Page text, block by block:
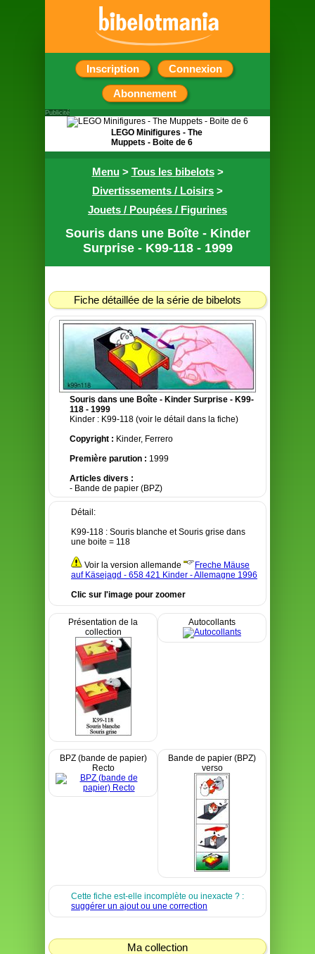
Inscription Connexion
Abonnement
Menu> Tous les bibelots>
Divertissements / Loisirs >
Jouets / Poupées / Figurines
Souris dans une Boîte - Kinder
Surprise - K99-118 - 1999
Fiche détaillée de la série de bibelots
Souris dans une Boîte - Kinder Surprise - K99-
118 - 1999
Kinder : K99-118 (voir le détail dans la fiche)
Copyright : Kinder, Ferrero
Première parution : 1999
Articles divers :
- Bande de papier (BPZ)
Détail:
K99-118 : Souris blanche et Souris grise dans
une boite = 118
Voir la version allemande
Freche Mäuse
auf Käsejagd - 658 421 Kinder - Allemagne 1996
Clic sur l'image pour zoomer
Présentation de la
collection
Autocollants
BPZ (bande de papier)
Recto
Bande de papier (BPZ)
verso
Cette fiche est-elle incomplète ou inexacte ? :
suggérer un ajout ou une correction
Ma collection
Publicité
LEGO Minifigures - The
Muppets - Boite de 6
contenant chacune